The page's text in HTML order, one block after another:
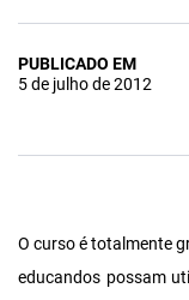
PUBLICADO EM
5 de julho de 2012
O curso é totalmente
educandos possam